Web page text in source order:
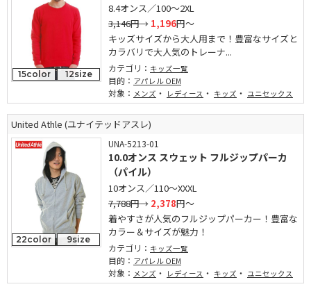
15color 12size
8.4オンス／100～2XL
3,146円→ 1,196円～
キッズサイズから大人用まで！豊富なサイズと
カラバリで大人気のトレーナ...
カテゴリ： キッズ一覧
目的： アパレル OEM
対象： メンズ ・ レディース ・ キッズ ・ ユニセックス
United Athle (ユナイテッドアスレ)
22color 9size
UNA-5213-01
10.0オンス スウェット フルジップパーカ
（パイル）
10オンス／110～XXXL
7,788円→ 2,378円～
着やすさが人気のフルジップパーカー！豊富な
カラー＆サイズが魅力！
カテゴリ： キッズ一覧
目的： アパレル OEM
対象： メンズ ・ レディース ・ キッズ ・ ユニセックス